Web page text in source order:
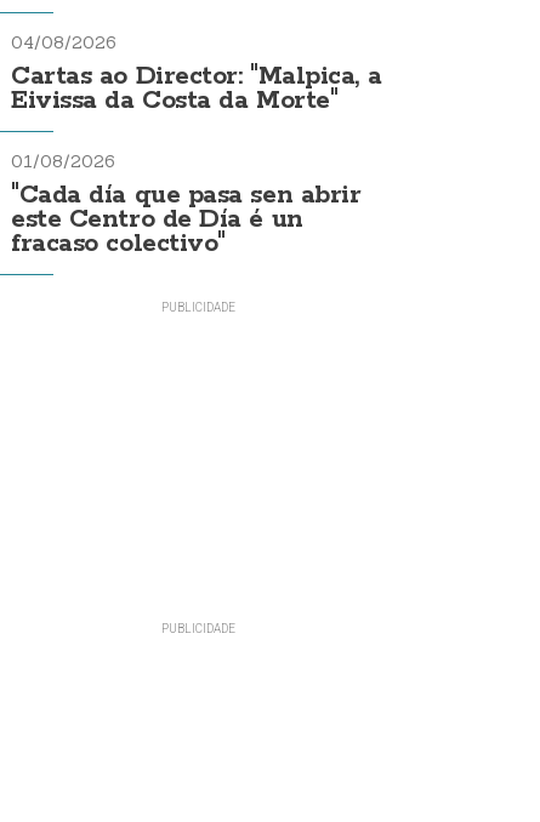
04/08/2026
Cartas ao Director: "Malpica, a
Eivissa da Costa da Morte"
01/08/2026
"Cada día que pasa sen abrir
este Centro de Día é un
fracaso colectivo"